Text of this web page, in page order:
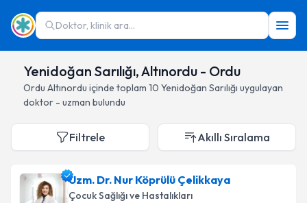
Doktor, klinik ara...
Yenidoğan Sarılığı, Altınordu - Ordu
Ordu Altınordu içinde toplam 10 Yenidoğan Sarılığı uygulayan
doktor - uzman bulundu
Filtrele Akıllı Sıralama
Uzm. Dr. Nur Köprülü Çelikkaya
Çocuk Sağlığı ve Hastalıkları